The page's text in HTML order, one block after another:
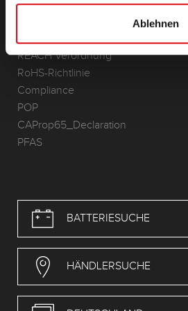
Ablehnen
Allgmeine Geschäftsbedingungen
REACH Verordnung
RoHS-Richtlinie
Compliance
POP
CAProp65_Declaration
PFAS
BATTERIESUCHE
HÄNDLERSUCHE